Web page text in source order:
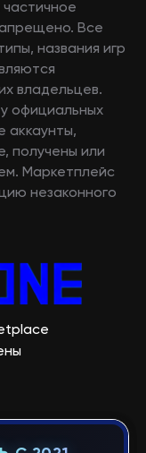
Все
названия игр
владельцев.
официальных
аккаунты,
получены или
Маркетплейс
незаконного